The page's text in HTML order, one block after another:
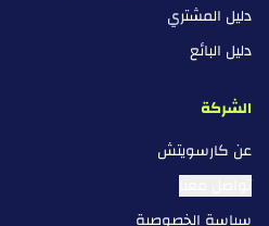
دليل المشتري
دليل البائع
الشركة
عن كارسويتش
تواصل معنا